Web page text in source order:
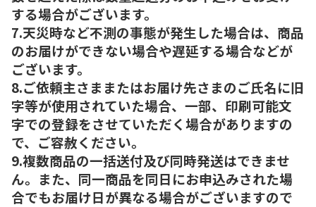
する場合がございます。
7.天災時など不測の事態が発生した場合は、商品
のお届けができない場合や遅延する場合などが
ございます。
8.ご依頼主さままたはお届け先さまのご氏名に旧
字等が使用されていた場合、一部、印刷可能文
字での登録をさせていただく場合がありますの
で、ご容赦ください。
9.複数商品の一括送付及び同時発送はできませ
ん。また、同一商品を同日にお申込みされた場
合でもお届け日が異なる場合がございますので